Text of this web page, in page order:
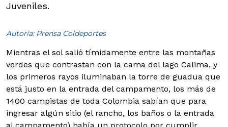
Juveniles.
Autoría: Prensa Coldeportes
Mientras el sol salió tímidamente entre las montañas
verdes que contrastan con la cama del lago Calima, y
los primeros rayos iluminaban la torre de guadua que
está justo en la entrada del campamento, los más de
1400 campistas de toda Colombia sabían que para
ingresar algún sitio (el rancho, los baños o la entrada